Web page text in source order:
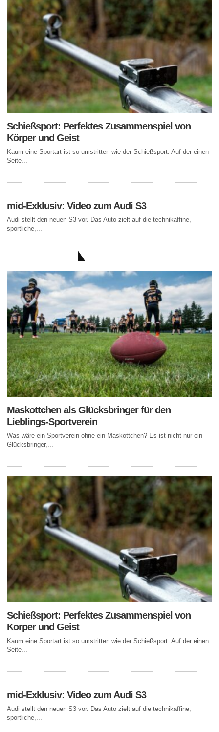
Schießsport: Perfektes Zusammenspiel von
Körper und Geist
Kaum eine Sportart ist so umstritten wie der Schießsport. Auf der einen
Seite...
mid-Exklusiv: Video zum Audi S3
Audi stellt den neuen S3 vor. Das Auto zielt auf die technikaffine,
sportliche,...
Maskottchen als Glücksbringer für den
Lieblings-Sportverein
Was wäre ein Sportverein ohne ein Maskottchen? Es ist nicht nur ein
Glücksbringer,...
Schießsport: Perfektes Zusammenspiel von
Körper und Geist
Kaum eine Sportart ist so umstritten wie der Schießsport. Auf der einen
Seite...
mid-Exklusiv: Video zum Audi S3
Audi stellt den neuen S3 vor. Das Auto zielt auf die technikaffine,
sportliche,...